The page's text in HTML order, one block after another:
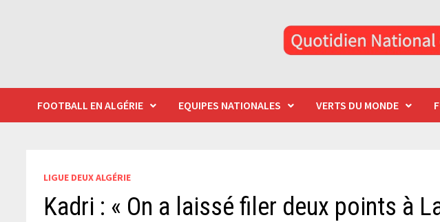
FOOTBALL EN ALGÉRIE EQUIPES NATIONALES VERTS DU MONDE
LIGUE DEUX ALGÉRIE
Kadri : « On a laissé filer deux points à